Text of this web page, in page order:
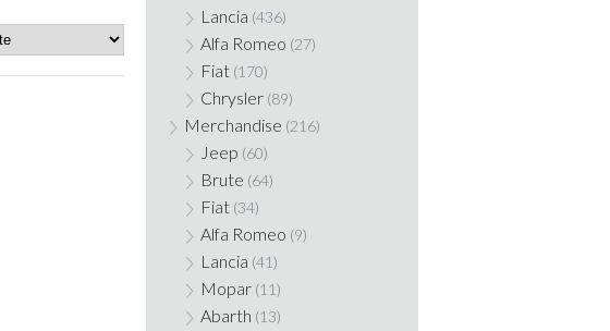
Lancia (436)
Alfa Romeo (27)
Fiat (170)
Chrysler (89)
Merchandise (216)
Jeep (60)
Brute (64)
Fiat (34)
Alfa Romeo (9)
Lancia (41)
Mopar (11)
Abarth (13)